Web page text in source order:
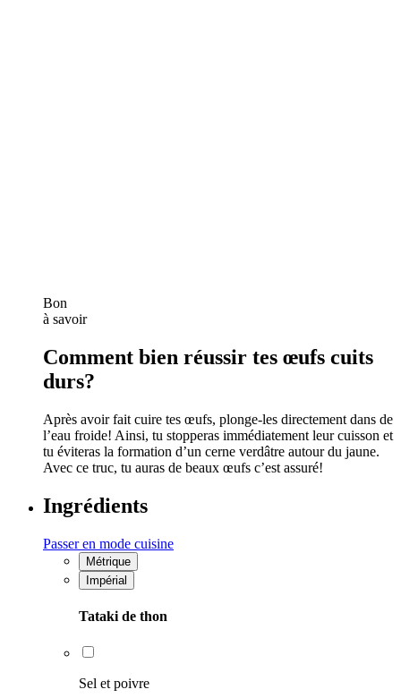
Bon
à savoir
Comment bien réussir tes œufs cuits
durs?
Après avoir fait cuire tes œufs, plonge-les directement dans de
l’eau froide! Ainsi, tu stopperas immédiatement leur cuisson et
tu éviteras la formation d’un cerne verdâtre autour du jaune.
Avec ce truc, tu auras de beaux œufs c’est assuré!
Ingrédients
Passer en mode cuisine
Métrique
Impérial
Tataki de thon
Sel et poivre